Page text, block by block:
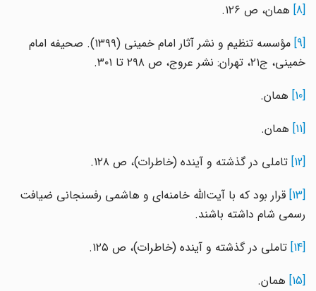
همان، ص ۱۲۶.
مؤسسه تنظیم و نشر آثار امام خمینی (۱۳۹۹). صحیفه امام
خمینی، ج۲۱، تهران: نشر عروج، ص ۲۹۸ تا ۳۰۱.
همان.
همان.
تاملی در گذشته و آینده (خاطرات)، ص ۱۲۸.
قرار بود که با آیت‌الله‌ خامنه‌ای و هاشمی رفسنجانی ضیافت
رسمی شام داشته باشند.
تاملی در گذشته و آینده (خاطرات)، ص ۱۲۵.
همان.